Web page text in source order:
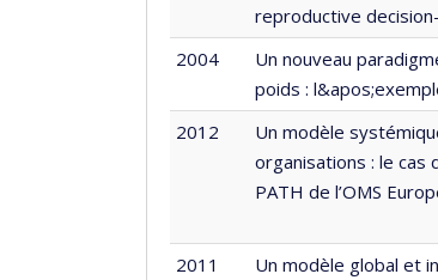
reproductive
2004
Un nouveau
poids :
2012
Un modèle
organisations : le cas
PATH de l’OMS
2011
Un modèle global et